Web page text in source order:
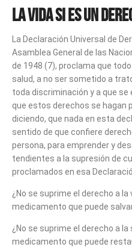
La vida si es un
La Declaración Universal de
Asamblea General de las
de 1948 (7), proclama que
salud, a no ser sometido a
toda discriminación y a que
que estos derechos se hagan
diciendo, que nada en esta
sentido de que confiere
persona, para emprender y
tendientes a la supresión de
proclamados en esa
¿No se suprime el derecho a
medicamento que puede
¿No se suprime el derecho a
medicamento que puede